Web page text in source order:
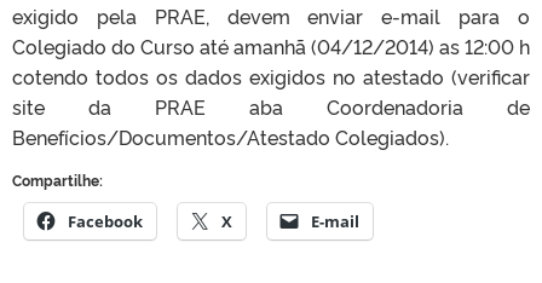
exigido pela PRAE, devem enviar e-mail para o
Colegiado do Curso até amanhã (04/12/2014) as 12:00 h
cotendo todos os dados exigidos no atestado (verificar
site da PRAE aba Coordenadoria de
Benefícios/Documentos/Atestado Colegiados).
Compartilhe:
Facebook X E-mail